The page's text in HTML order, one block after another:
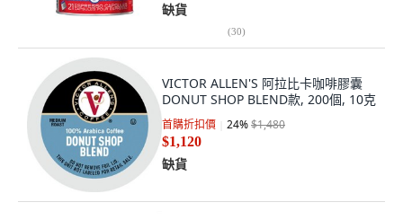
缺貨
(30)
VICTOR ALLEN'S 阿拉比卡咖啡膠囊
DONUT SHOP BLEND款, 200個, 10克
首購折扣價 24%$1,480
$1,120
缺貨